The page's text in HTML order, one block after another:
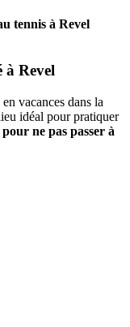
tennis à Revel
à Revel
vacances dans la
idéal pour pratiquer
pour ne pas passer à